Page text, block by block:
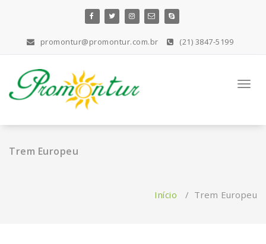
conteúdo
promontur@promontur.com.br (21) 3847-5199
Trem Europeu
Início / Trem Europeu